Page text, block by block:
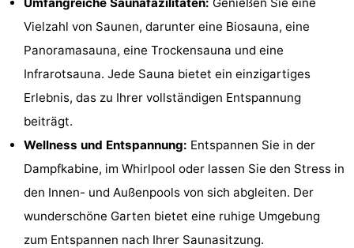
Sehen
Denkmäler
Aussichtspunkte
Attraktionen
Vielzahl von Saunen, darunter eine Biosauna, eine
Panoramasauna, eine Trockensauna und eine
Infrarotsauna. Jede Sauna bietet ein einzigartiges
Erlebnis, das zu Ihrer vollständigen Entspannung
beiträgt.
Wellness und Entspannung: Entspannen Sie in der
Dampfkabine, im Whirlpool oder lassen Sie den Stress in
den Innen- und Außenpools von sich abgleiten. Der
wunderschöne Garten bietet eine ruhige Umgebung
zum Entspannen nach Ihrer Saunasitzung.